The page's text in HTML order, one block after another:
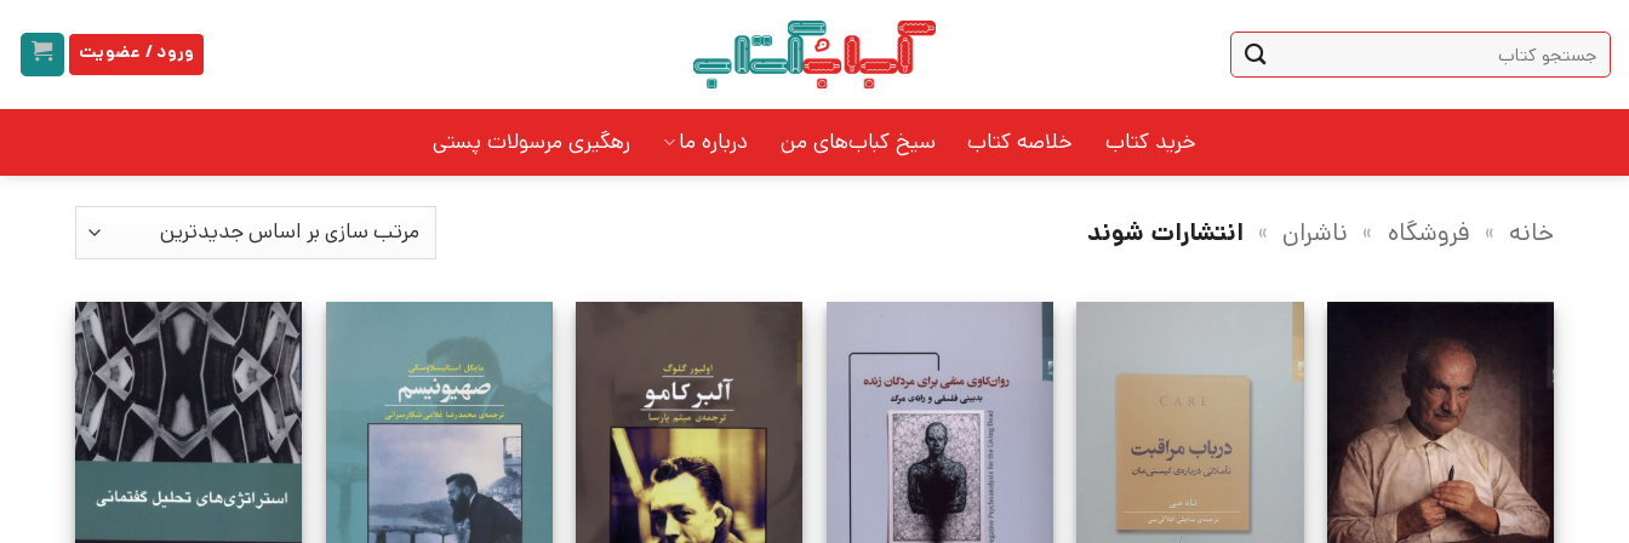
content
جستجو
برای:
ورود / عضویت
خرید کتاب خلاصه کتاب سیخ کباب‌های من درباره ما رهگیری مرسولات پستی
خانه » فروشگاه » ناشران » انتشارات شوند